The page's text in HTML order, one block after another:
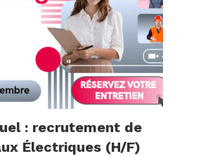
: recrutement de
Électriques (H/F)